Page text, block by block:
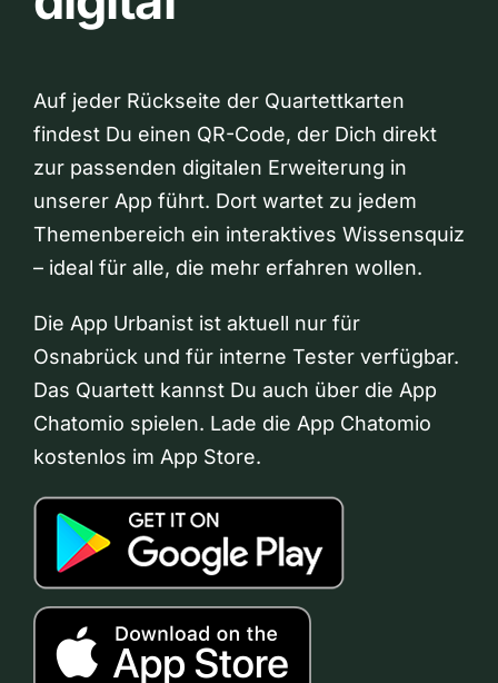
Auf jeder Rückseite der Quartettkarten
findest Du einen QR-Code, der Dich direkt
zur passenden digitalen Erweiterung in
unserer App führt. Dort wartet zu jedem
Themenbereich ein interaktives Wissensquiz
– ideal für alle, die mehr erfahren wollen.
Die App Urbanist ist aktuell nur für
Osnabrück und für interne Tester verfügbar.
Das Quartett kannst Du auch über die App
Chatomio spielen. Lade die App Chatomio
kostenlos im App Store.